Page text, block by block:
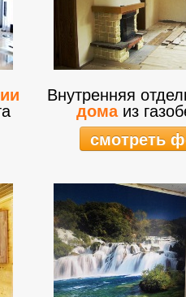
Внутренняя
домаиз
смотреть